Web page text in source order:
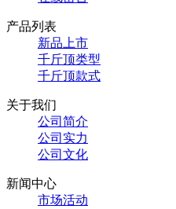
产品列表
新品上市
千斤顶类型
千斤顶款式
关于我们
公司简介
公司实力
公司文化
新闻中心
市场活动